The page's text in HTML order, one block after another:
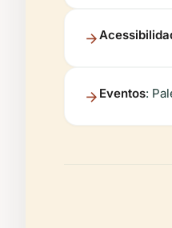
Eventos: